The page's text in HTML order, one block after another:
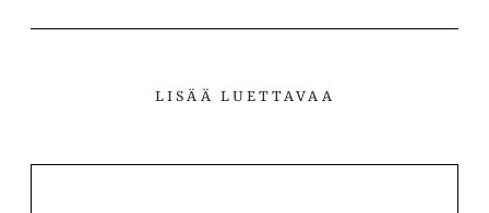
LISÄÄ LUETTAVAA